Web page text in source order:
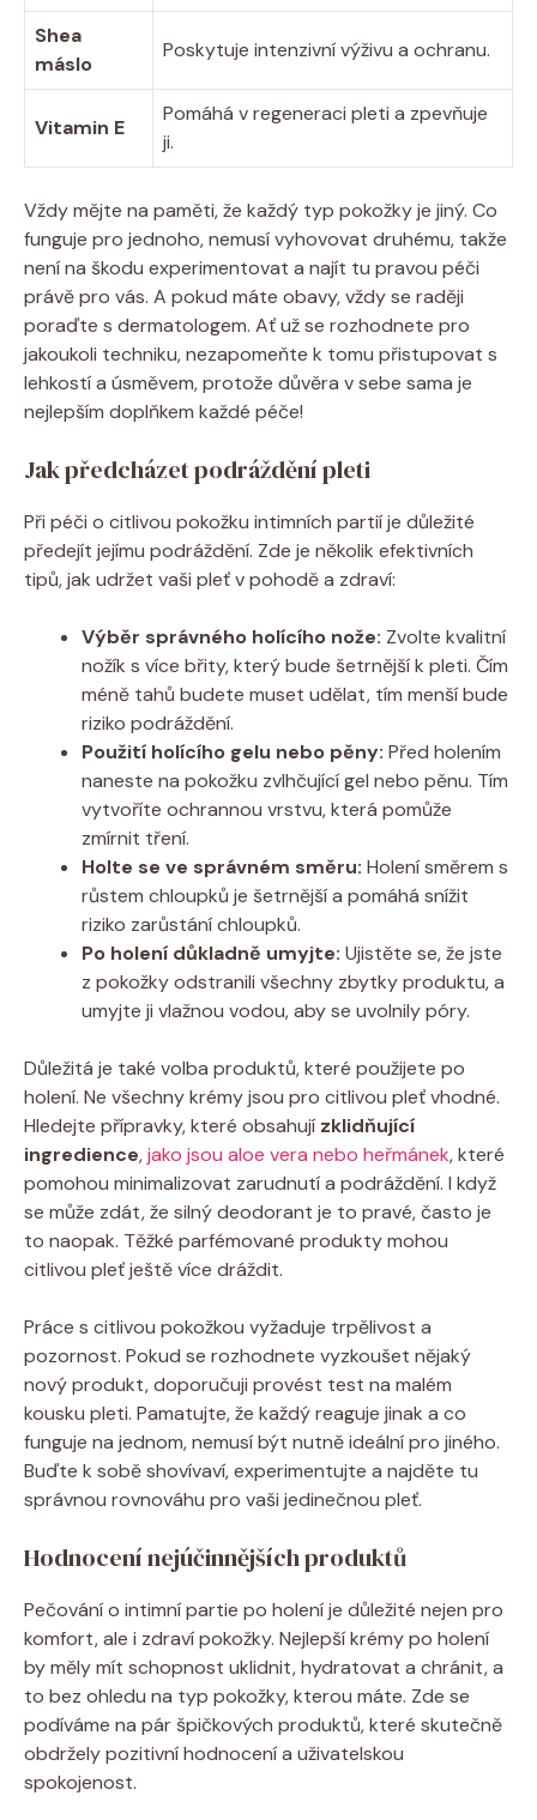
Shea
máslo
Poskytuje intenzivní výživu a ochranu.
Vitamin E
Pomáhá v regeneraci pleti a zpevňuje
ji.
Vždy mějte na paměti, že každý typ pokožky je jiný. Co
funguje pro jednoho, nemusí vyhovovat druhému, takže
není na škodu experimentovat a najít tu pravou péči
právě pro vás. A pokud máte obavy, vždy se raději
poraďte s dermatologem. Ať už se rozhodnete pro
jakoukoli techniku, nezapomeňte k tomu přistupovat s
lehkostí a úsměvem, protože důvěra v sebe sama je
nejlepším doplňkem každé péče!
Jak předcházet podráždění pleti
Při péči o citlivou pokožku intimních partií je důležité
předejít jejímu podráždění. Zde je několik efektivních
tipů, jak udržet vaši pleť v pohodě a zdraví:
Výběr správného holícího nože: Zvolte kvalitní
nožík s více břity, který bude šetrnější k pleti. Čím
méně tahů budete muset udělat, tím menší bude
riziko podráždění.
Použití holícího gelu nebo pěny: Před holením
naneste na pokožku zvlhčující gel nebo pěnu. Tím
vytvoříte ochrannou vrstvu, která pomůže
zmírnit tření.
Holte se ve správném směru: Holení směrem s
růstem chloupků je šetrnější a pomáhá snížit
riziko zarůstání chloupků.
Po holení důkladně umyjte: Ujistěte se, že jste
z pokožky odstranili všechny zbytky produktu, a
umyjte ji vlažnou vodou, aby se uvolnily póry.
Důležitá je také volba produktů, které použijete po
holení. Ne všechny krémy jsou pro citlivou pleť vhodné.
Hledejte přípravky, které obsahují zklidňující
ingredience,jako jsou aloe vera nebo heřmánek, které
pomohou minimalizovat zarudnutí a podráždění. I když
se může zdát, že silný deodorant je to pravé, často je
to naopak. Těžké parfémované produkty mohou
citlivou pleť ještě více dráždit.
Práce s citlivou pokožkou vyžaduje trpělivost a
pozornost. Pokud se rozhodnete vyzkoušet nějaký
nový produkt, doporučuji provést test na malém
kousku pleti. Pamatujte, že každý reaguje jinak a co
funguje na jednom, nemusí být nutně ideální pro jiného.
Buďte k sobě shovívaví, experimentujte a najděte tu
správnou rovnováhu pro vaši jedinečnou pleť.
Hodnocení nejúčinnějších produktů
Pečování o intimní partie po holení je důležité nejen pro
komfort, ale i zdraví pokožky. Nejlepší krémy po holení
by měly mít schopnost uklidnit, hydratovat a chránit, a
to bez ohledu na typ pokožky, kterou máte. Zde se
podíváme na pár špičkových produktů, které skutečně
obdržely pozitivní hodnocení a uživatelskou
spokojenost.